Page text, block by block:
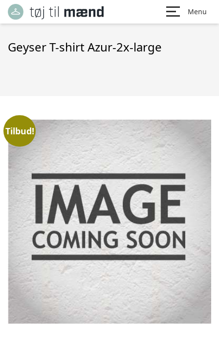
Menu
Geyser T-shirt Azur-2x-large
Tilbud!